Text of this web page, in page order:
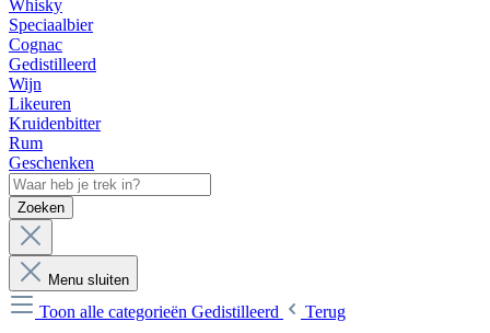
Whisky
Speciaalbier
Cognac
Gedistilleerd
Wijn
Likeuren
Kruidenbitter
Rum
Geschenken
Zoeken
Menu sluiten
Toon alle categorieën Gedistilleerd
Terug